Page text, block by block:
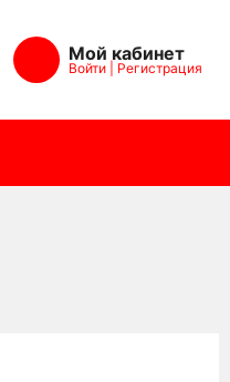
Мой кабинет
Войти Регистрация